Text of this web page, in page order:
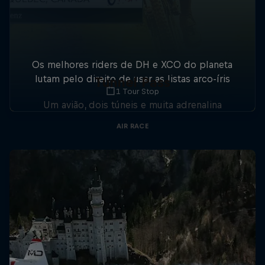
Os melhores riders de DH e XCO do planeta
lutam pelo direito de usar as listas arco-íris
1 Tour Stop
Tunnel Pass
Um avião, dois túneis e muita adrenalina
AIR RACE